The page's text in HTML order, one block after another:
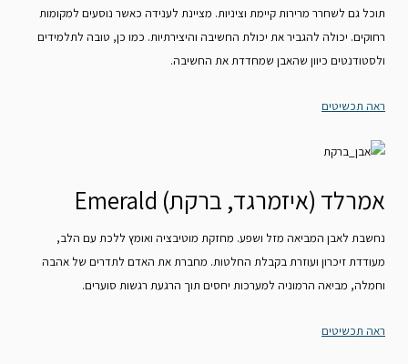
תוכל גם לשחרר מרירות קיימת וציניות. מציינת לענידה כאשר נוסעים למקומות
רחוקים. יכולה להגביר את יכולת החשיבה והיצירתיות. כמו כן, טובה לתלמידים
ולסטודנטים כיוון שהאבן שמחדדת את החשיבה.
ראה תכשיטים
אמרלד (איזמרגד, ברקת) Emerald
נחשבת לאבן המביאה מזל ושפע. מחזקת מוטיבציה ואומץ ללכת עם הלב,
מעודדת זיכרון ועוזרת בקבלת החלטות. מחברת את האדם לתדרים של אהבה
וחמלה, מביאה הרמוניה למערכות יחסים תוך הרגעת רגשות סוערים.
ראה תכשיטים